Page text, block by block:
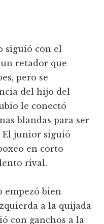
siguió con el
retador que
pero se
del hijo del
le conectó
blandas para ser
El junior siguió
en corto
rival.
empezó bien
a la quijada
con ganchos a la